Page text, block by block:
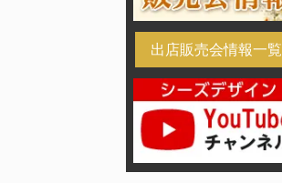
出店販売会情報一覧